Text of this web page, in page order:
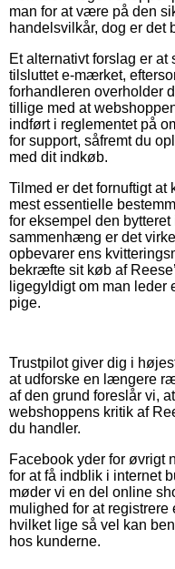
man for at være på den
handelsvilkår, dog er det
Et alternativt forslag er
tilsluttet e-mærket,
forhandleren overholder
tillige med at
indført i reglementet på
for support, såfremt du
med dit indkøb.
Tilmed er det fornuftigt at
mest essentielle
for eksempel den
sammenhæng er det
opbevarer ens
bekræfte sit køb af
ligegyldigt om man leder
pige.
Trustpilot giver dig i
at udforske en længere
af den grund foreslår vi,
webshoppens kritik af
du handler.
Facebook yder for øvrigt
for at få indblik i internet
møder vi en del online
mulighed for at
hvilket lige så vel kan
hos kunderne.